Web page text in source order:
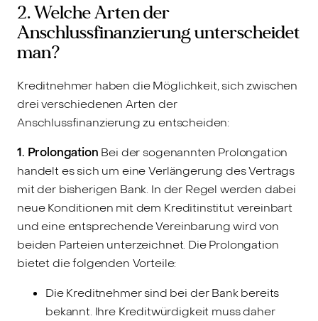
2. Welche Arten der
Anschlussfinanzierung unterscheidet
man?
Kreditnehmer haben die Möglichkeit, sich zwischen
drei verschiedenen Arten der
Anschlussfinanzierung zu entscheiden:
1. Prolongation Bei der sogenannten Prolongation
handelt es sich um eine Verlängerung des Vertrags
mit der bisherigen Bank. In der Regel werden dabei
neue Konditionen mit dem Kreditinstitut vereinbart
und eine entsprechende Vereinbarung wird von
beiden Parteien unterzeichnet. Die Prolongation
bietet die folgenden Vorteile:
Die Kreditnehmer sind bei der Bank bereits
bekannt. Ihre Kreditwürdigkeit muss daher